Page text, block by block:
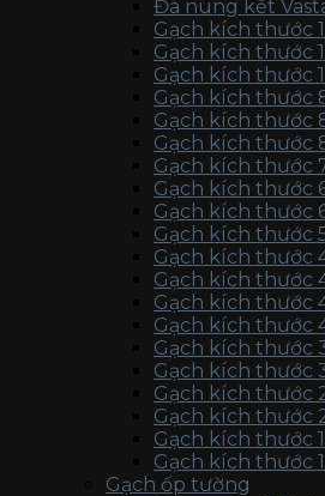
Đá nung kết
Gạch kích thước
Gạch kích thước
Gạch kích thước
Gạch kích thước
Gạch kích thước
Gạch kích thước
Gạch kích thước
Gạch kích thước
Gạch kích thước
Gạch kích thước
Gạch kích thước
Gạch kích thước
Gạch kích thước
Gạch kích thước
Gạch kích thước
Gạch kích thước
Gạch kích thước
Gạch kích thước
Gạch kích thước
Gạch kích thước
Gạch ốp tường